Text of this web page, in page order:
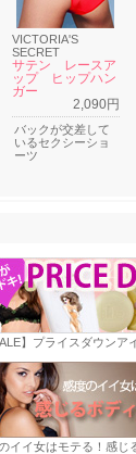
VICTORIA'S
SECRET
サテン レースア
ップ ヒップハン
ガー
2,090円
バックが交差して
いるセクシーショ
ーツ
】プライスダウンア
イイ女はモテる！感じ